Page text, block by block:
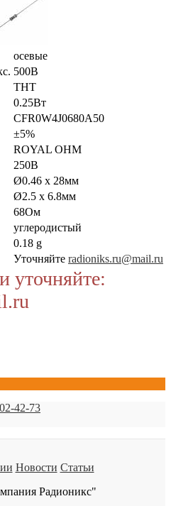
осевые
500В
THT
0.25Вт
CFR0W4J0680A50
±5%
ROYAL OHM
250В
Ø0.46 x 28мм
Ø2.5 x 6.8мм
68Ом
углеродистый
0.18 g
Уточняйте radioniks.ru@mail.ru
уточняйте:
42-73
Новости Статьи
Радионикс"